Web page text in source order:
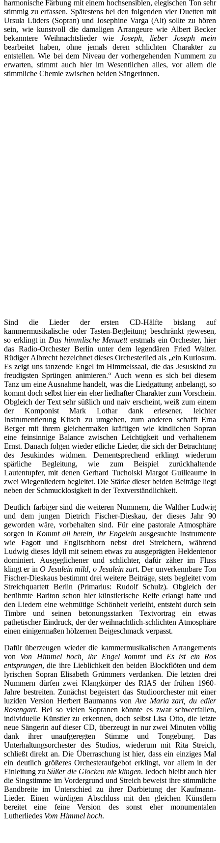
harmonische Färbung mit einem hochsensiblen, elegischen Ton sehr
stimmig zu erfassen. Spätestens bei den folgenden vier Duetten mit
Ursula Lüders (Sopran) und Josephine Varga (Alt) sollte zu hören
sein, wie kunstvoll die damaligen Arrangeure wie Albert Becker
bekanntere Weihnachtslieder wie Joseph, lieber Joseph mein
bearbeitet haben, ohne jemals deren schlichten Charakter zu
entstellen. Wie bei dem Niveau der vorhergehenden Nummern zu
erwarten, stimmt auch hier im Wesentlichen alles, vor allem die
stimmliche Chemie zwischen beiden Sängerinnen.
Sind die Lieder der ersten CD-Hälfte bislang auf
kammermusikalische oder Tasten-Begleitung beschränkt gewesen,
so erklingt in Das himmlische Menuetterstmals ein Orchester, hier
das Radio-Orchester Berlin unter dem legendären Fried Walter.
Rüdiger Albrecht bezeichnet dieses Orchesterlied als „ein Kuriosum.
Es zeigt uns tanzende Engel im Himmelssaal, die das Jesuskind zu
freudigsten Sprüngen animieren.“ Auch wenn es sich bei diesem
Tanz um eine Ausnahme handelt, was die Liedgattung anbelangt, so
kommt doch selbst hier ein eher liedhafter Charakter zum Vorschein.
Obgleich der Text sehr süßlich und naiv erscheint, weiß zum einem
der Komponist Mark Lothar dank erlesener, leichter
Instrumentierung Kitsch zu umgehen, zum anderen schafft Erna
Berger mit ihrem gleichermaßen kräftigen wie kindlichen Sopran
eine feinsinnige Balance zwischen Leichtigkeit und verhaltenem
Ernst. Danach folgen wieder etliche Lieder, die sich der Betrachtung
des Jesukindes widmen. Dementsprechend erklingt wiederum
spärliche Begleitung, wie zum Beispiel zurückhaltende
Lautentupfer, mit denen Gerhard Tucholski Margot Guilleaume in
zwei Wiegenliedern begleitet. Die Stärke dieser beiden Beiträge liegt
neben der Schmucklosigkeit in der Textverständlichkeit.
Deutlich farbiger sind die weiteren Nummern, die Walther Ludwig
und dem jungen Dietrich Fischer-Dieskau, der dieses Jahr 90
geworden wäre, vorbehalten sind. Für eine pastorale Atmosphäre
sorgen in Kommt all herein, ihr Engelein ausgesuchte Instrumente
wie Fagott und Englischhorn nebst drei Streichern, während
Ludwig dieses Idyll mit seinem etwas zu ausgeprägten Heldentenor
dominiert. Ausgeglichener und schlichter, dafür zäher im Fluss
klingt er in O Jesulein mild, o Jesulein zart. Der unverkennbare Ton
Fischer-Dieskaus bestimmt drei weitere Beiträge, stets begleitet vom
Streichquartett Berlin (Primarius: Rudolf Schulz). Obgleich der
berühmte Bariton schon hier künstlerische Reife erlangt hatte und
den Liedern eine wehmütige Schönheit verleiht, entsteht durch sein
Timbre und seinen betonungsstarken Textvortrag ein etwas
pathetischer Eindruck, der der weihnachtlich-schlichten Atmosphäre
einen einigermaßen hölzernen Beigeschmack verpasst.
Dafür überzeugen wieder die kammermusikalischen Arrangements
von Von Himmel hoch, ihr Engel kommt und Es ist ein Ros
entsprungen, die ihre Lieblichkeit den beiden Blockflöten und dem
lyrischen Sopran Elisabeth Grümmers verdanken. Die letzten drei
Nummern dürfen zwei Klangkörper des RIAS der frühen 1960-
Jahre bestreiten. Zunächst begeistert das Studioorchester mit einer
luziden Version Herbert Baumanns von Ave Maria zart, du edler
Rosengart. Bei so vielen Sopranen könnte es zwar schwerfallen,
individuelle Künstler zu erkennen, doch selbst Lisa Otto, die letzte
neue Sängerin auf dieser CD, überzeugt in nur zwei Minuten völlig
dank ihrer unaufgeregten Stimme und Tongebung. Das
Unterhaltungsorchester des Studios, wiederum mit Rita Streich,
schließt direkt an. Die Überraschung ist hier, dass ein einziges Mal
ein deutlich größeres Orchesteraufgebot erklingt, vor allem in der
Einleitung zuSüßer die Glocken nie klingen. Jedoch bleibt auch hier
die Singstimme im Vordergrund und Streich beweist ihre stimmliche
Bandbreite im Unterschied zu ihrer Darbietung der Kaufmann-
Lieder. Einen würdigen Abschluss mit den gleichen Künstlern
bereitet eine feine Version des sonst eher monumentalen
Lutherliedes Vom Himmel hoch.